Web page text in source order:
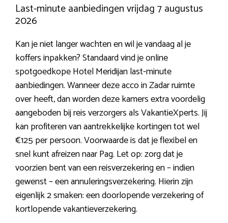
Last-minute aanbiedingen vrijdag 7 augustus
2026
Kan je niet langer wachten en wil je vandaag al je
koffers inpakken? Standaard vind je online
spotgoedkope Hotel Meridijan last-minute
aanbiedingen. Wanneer deze acco in Zadar ruimte
over heeft, dan worden deze kamers extra voordelig
aangeboden bij reis verzorgers als VakantieXperts. Jij
kan profiteren van aantrekkelijke kortingen tot wel
€125 per persoon. Voorwaarde is dat je flexibel en
snel kunt afreizen naar Pag. Let op: zorg dat je
voorzien bent van een reisverzekering en – indien
gewenst – een annuleringsverzekering. Hierin zijn
eigenlijk 2 smaken: een doorlopende verzekering of
kortlopende vakantieverzekering.